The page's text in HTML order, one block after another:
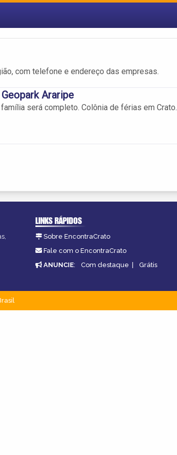
com telefone e endereço das empresas.
Araripe
será completo. Colônia de férias em Crato.
LINKS RÁPIDOS
Sobre EncontraCrato
Fale com o EncontraCrato
ANUNCIE: Com destaque | Grátis